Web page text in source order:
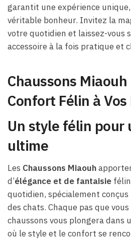
garantit une expérience
véritable bonheur. Invitez la
votre quotidien et laissez-vous
accessoire à la fois pratique et
Chaussons
Confort Félin à Vos
Un style félin pour
ultime
Les Chaussons Miaouh
d’élégance et de fantaisie
quotidien, spécialement
des chats. Chaque pas que
chaussons vous plongera dans
où le style et le confort se